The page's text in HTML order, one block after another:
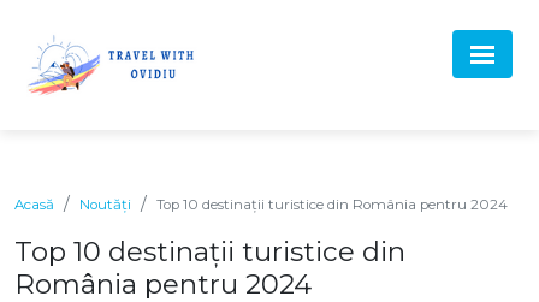
Acasă Noutăți Top 10 destinații turistice din România pentru 2024
Top 10 destinații turistice din
România pentru 2024